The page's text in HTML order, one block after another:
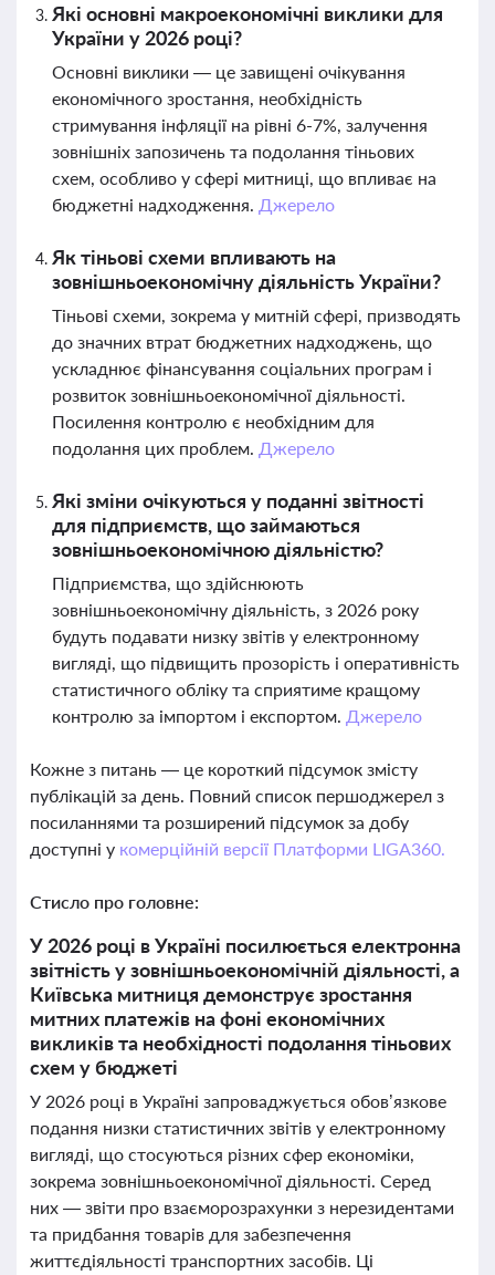
Які основні макроекономічні виклики для
України у 2026 році?
Основні виклики — це завищені очікування
економічного зростання, необхідність
стримування інфляції на рівні 6-7%, залучення
зовнішніх запозичень та подолання тіньових
схем, особливо у сфері митниці, що впливає на
бюджетні надходження. Джерело
Як тіньові схеми впливають на
зовнішньоекономічну діяльність України?
Тіньові схеми, зокрема у митній сфері, призводять
до значних втрат бюджетних надходжень, що
ускладнює фінансування соціальних програм і
розвиток зовнішньоекономічної діяльності.
Посилення контролю є необхідним для
подолання цих проблем. Джерело
Які зміни очікуються у поданні звітності
для підприємств, що займаються
зовнішньоекономічною діяльністю?
Підприємства, що здійснюють
зовнішньоекономічну діяльність, з 2026 року
будуть подавати низку звітів у електронному
вигляді, що підвищить прозорість і оперативність
статистичного обліку та сприятиме кращому
контролю за імпортом і експортом. Джерело
Кожне з питань — це короткий підсумок змісту
публікацій за день. Повний список першоджерел з
посиланнями та розширений підсумок за добу
доступні у комерційній версії Платформи LIGA360.
Стисло про головне:
У 2026 році в Україні посилюється електронна
звітність у зовнішньоекономічній діяльності, а
Київська митниця демонструє зростання
митних платежів на фоні економічних
викликів та необхідності подолання тіньових
схем у бюджеті
У 2026 році в Україні запроваджується обов’язкове
подання низки статистичних звітів у електронному
вигляді, що стосуються різних сфер економіки,
зокрема зовнішньоекономічної діяльності. Серед
них — звіти про взаєморозрахунки з нерезидентами
та придбання товарів для забезпечення
життєдіяльності транспортних засобів. Ці